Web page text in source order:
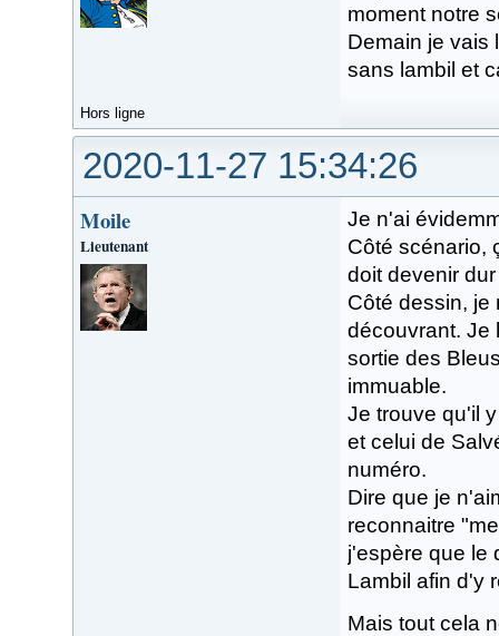
moment notre
Demain je vais
sans lambil et
Hors ligne
2020-11-27 15:34:26
Moile
Lieutenant
Je n'ai
Côté scénario,
doit devenir
Côté dessin, je
découvrant. Je
sortie des
immuable.
Je trouve qu'il
et celui de
numéro.
Dire que je
reconnaitre
j'espère que le
Lambil afin d'y
Mais tout cela